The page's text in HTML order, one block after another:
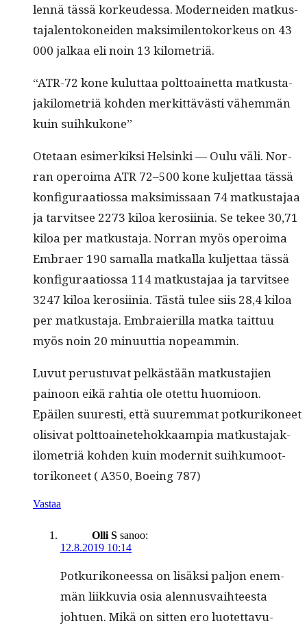
lennä tässä korkeudessa. Mod­ernei­den matkus­
ta­ja­len­tokonei­den mak­sim­i­len­toko­rkeus on 43
000 jalkaa eli noin 13 kilometriä.
“ATR-72 kone kulut­taa polt­toainet­ta matkus­ta­
jak­ilo­metriä kohden merkit­tävästi vähem­män
kuin suihkukone”
Ote­taan esimerkik­si Helsin­ki — Oulu väli. Nor­
ran oper­oima ATR 72–500 kone kul­jet­taa tässä
kon­fig­u­raa­tios­sa mak­simis­saan 74 matkus­ta­jaa
ja tarvit­see 2273 kiloa kerosi­inia. Se tekee 30,71
kiloa per matkus­ta­ja. Nor­ran myös oper­oima
Embraer 190 samal­la matkalla kul­jet­taa tässä
kon­fig­u­raa­tios­sa 114 matkus­ta­jaa ja tarvit­see
3247 kiloa kerosi­inia. Tästä tulee siis 28,4 kiloa
per matkus­ta­ja. Embraier­il­la mat­ka tait­tuu
myös noin 20 min­u­ut­tia nopeammin.
Luvut perus­tu­vat pelkästään matkus­ta­jien
pain­oon eikä rah­tia ole otet­tu huomioon.
Epäilen suuresti, että suurem­mat potkurikoneet
oli­si­vat polt­toainete­hokkaampia matkus­ta­jak­
ilo­metriä kohden kuin moder­nit suihku­moot­
torikoneet ( A350, Boe­ing 787)
Vastaa
Olli S sanoo:
12.8.2019 10:14
Potkurikoneessa on lisäk­si paljon enem­
män liikku­via osia alen­nus­vai­h­teesta
johtuen. Mikä on sit­ten ero luotet­tavu­